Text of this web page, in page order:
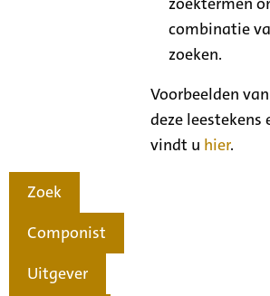
combinatie
zoeken.
Voorbeelden
deze leestekens
vindt u hier.
Zoek
Componist
Uitgever